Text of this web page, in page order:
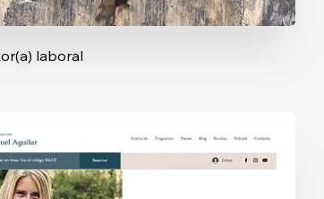
laboral